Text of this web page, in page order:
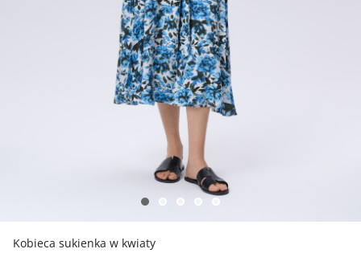
Kobieca sukienka w kwiaty